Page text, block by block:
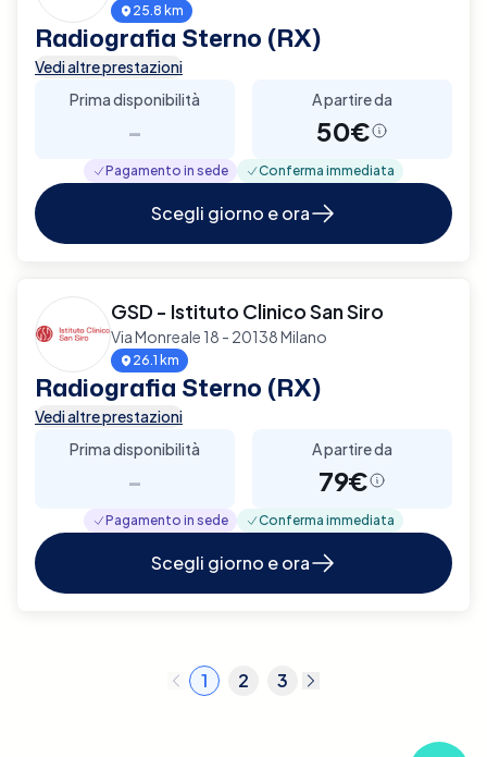
25.8 km
Radiografia Sterno (RX)
Vedi altre prestazioni
Prima disponibilità
-
A partire da
50€
Pagamento in sede Conferma immediata
Scegli giorno e ora
GSD - Istituto Clinico San Siro
Via Monreale 18 - 20138 Milano
26.1 km
Radiografia Sterno (RX)
Vedi altre prestazioni
Prima disponibilità
-
A partire da
79€
Pagamento in sede Conferma immediata
Scegli giorno e ora
1 2 3